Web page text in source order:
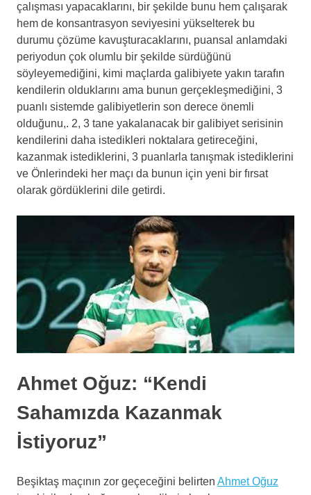
çalışması yapacaklarını, bir şekilde bunu hem çalışarak
hem de konsantrasyon seviyesini yükselterek bu
durumu çözüme kavuşturacaklarını, puansal anlamdaki
periyodun çok olumlu bir şekilde sürdüğünü
söyleyemediğini, kimi maçlarda galibiyete yakın tarafın
kendilerin olduklarını ama bunun gerçekleşmediğini, 3
puanlı sistemde galibiyetlerin son derece önemli
olduğunu,. 2, 3 tane yakalanacak bir galibiyet serisinin
kendilerini daha istedikleri noktalara getireceğini,
kazanmak istediklerini, 3 puanlarla tanışmak istediklerini
ve Önlerindeki her maçı da bunun için yeni bir fırsat
olarak gördüklerini dile getirdi.
Ahmet Oğuz: “Kendi
Sahamızda Kazanmak
İstiyoruz”
Beşiktaş maçının zor geçeceğini belirten Ahmet Oğuz